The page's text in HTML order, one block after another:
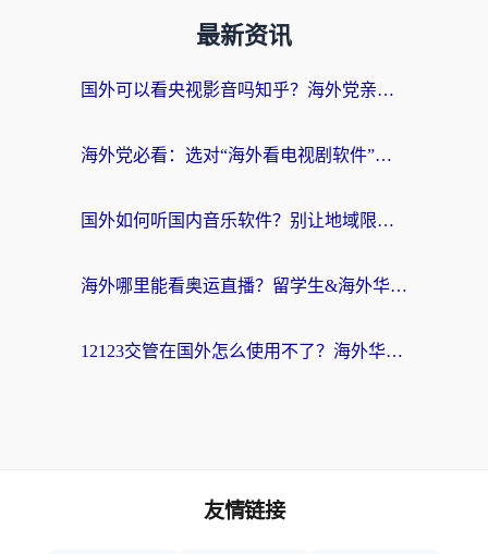
最新资讯
国外可以看央视影音吗知乎？海外党亲测有效的回国加速方案
海外党必看：选对“海外看电视剧软件”，再也不用愁国内剧刷不了
国外如何听国内音乐软件？别让地域限制，断了你的中文歌单
海外哪里能看奥运直播？留学生&海外华人必看的体育赛事观赛终极指南
12123交管在国外怎么使用不了？海外华人必看的无缝访问国内资源指南
友情链接